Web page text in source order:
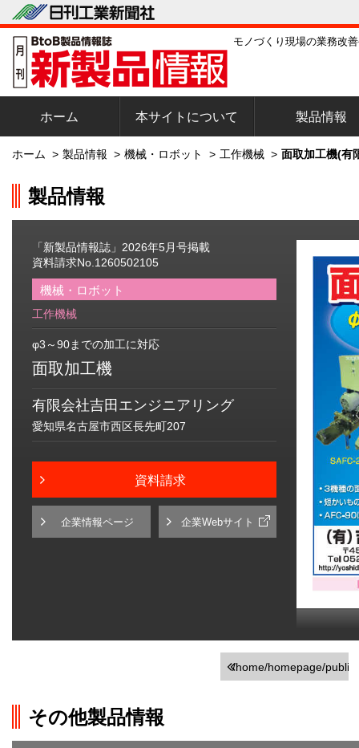
モノづくり現場の業務改
ホーム 本サイトについて 製品情報
ホーム > 製品情報 > 機械・ロボット > 工作機械 > 面取加工機(有
製品情報
「新製品情報誌」2026年5月号掲載
資料請求No.1260502105
機械・ロボット
工作機械
φ3～90までの加工に対応
面取加工機
有限会社吉田エンジニアリング
愛知県名古屋市西区長先町207
資料請求
企業情報ページ 企業Webサイト
/home/homepage/
その他製品情報